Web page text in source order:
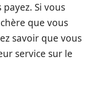
Si vous
que vous
savoir que vous
service sur le